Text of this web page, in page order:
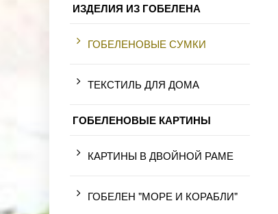
ИЗДЕЛИЯ ИЗ ГОБЕЛЕНА
ГОБЕЛЕНОВЫЕ СУМКИ
ТЕКСТИЛЬ ДЛЯ ДОМА
ГОБЕЛЕНОВЫЕ КАРТИНЫ
КАРТИНЫ В ДВОЙНОЙ РАМЕ
ГОБЕЛЕН "МОРЕ И КОРАБЛИ"